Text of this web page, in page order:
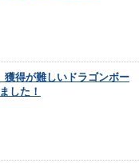
獲得が難しいドラゴンボー
した！